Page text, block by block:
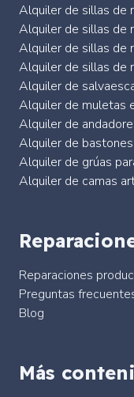
Alquiler de sillas de
Alquiler de sillas de
Alquiler de sillas de
Alquiler de sillas de
Alquiler de
Alquiler de muletas
Alquiler de
Alquiler de
Alquiler de grúas
Alquiler de camas
Reparaciones
Preguntas
Blog
Más